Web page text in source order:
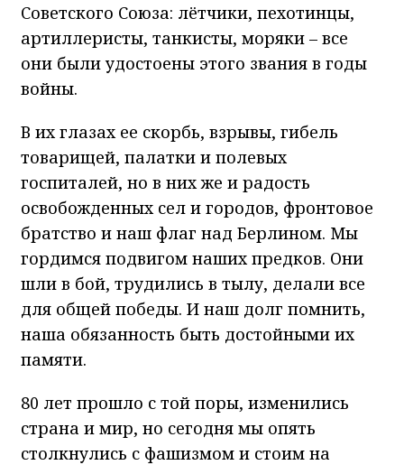
Советского Союза: лётчики, пехотинцы,
артиллеристы, танкисты, моряки – все
они были удостоены этого звания в годы
войны.
В их глазах ее скорбь, взрывы, гибель
товарищей, палатки и полевых
госпиталей, но в них же и радость
освобожденных сел и городов, фронтовое
братство и наш флаг над Берлином. Мы
гордимся подвигом наших предков. Они
шли в бой, трудились в тылу, делали все
для общей победы. И наш долг помнить,
наша обязанность быть достойными их
памяти.
80 лет прошло с той поры, изменились
страна и мир, но сегодня мы опять
столкнулись с фашизмом и стоим на